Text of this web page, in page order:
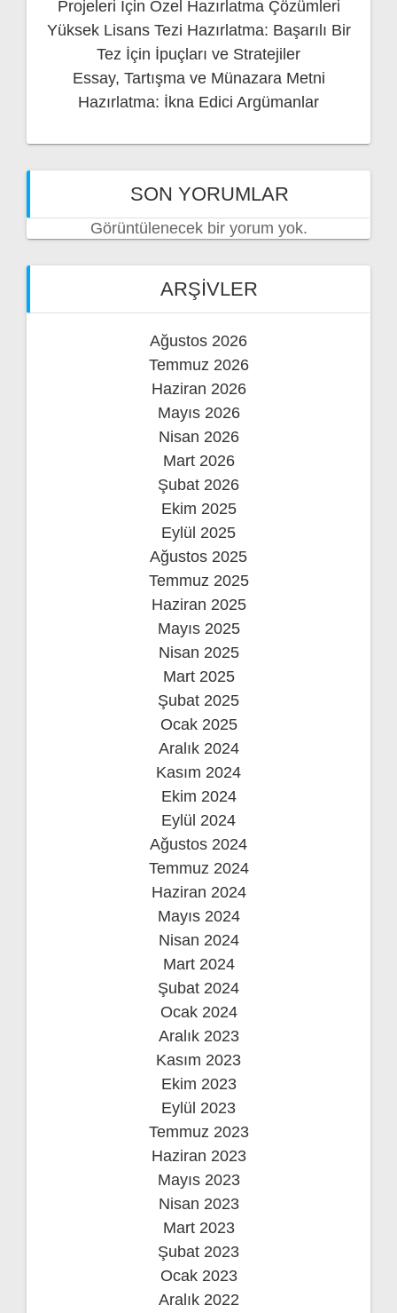
Projeleri İçin Özel Hazırlatma Çözümleri
Yüksek Lisans Tezi Hazırlatma: Başarılı Bir
Tez İçin İpuçları ve Stratejiler
Essay, Tartışma ve Münazara Metni
Hazırlatma: İkna Edici Argümanlar
SON YORUMLAR
Görüntülenecek bir yorum yok.
ARŞIVLER
Ağustos 2026
Temmuz 2026
Haziran 2026
Mayıs 2026
Nisan 2026
Mart 2026
Şubat 2026
Ekim 2025
Eylül 2025
Ağustos 2025
Temmuz 2025
Haziran 2025
Mayıs 2025
Nisan 2025
Mart 2025
Şubat 2025
Ocak 2025
Aralık 2024
Kasım 2024
Ekim 2024
Eylül 2024
Ağustos 2024
Temmuz 2024
Haziran 2024
Mayıs 2024
Nisan 2024
Mart 2024
Şubat 2024
Ocak 2024
Aralık 2023
Kasım 2023
Ekim 2023
Eylül 2023
Temmuz 2023
Haziran 2023
Mayıs 2023
Nisan 2023
Mart 2023
Şubat 2023
Ocak 2023
Aralık 2022